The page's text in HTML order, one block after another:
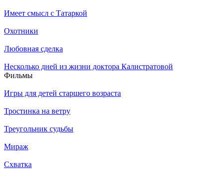
Имеет смысл с Татаркой
Охотники
Любовная сделка
Несколько дней из жизни доктора Калистратовой
Филь­мы
Игры для детей старшего возраста
Тростинка на ветру
Треугольник судьбы
Мираж
Схватка